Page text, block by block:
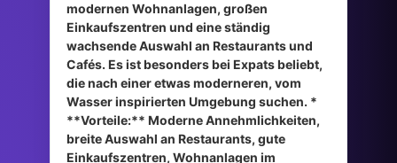
modernen Wohnanlagen, großen
Einkaufszentren und eine ständig
wachsende Auswahl an Restaurants und
Cafés. Es ist besonders bei Expats beliebt,
die nach einer etwas moderneren, vom
Wasser inspirierten Umgebung suchen. *
**Vorteile:** Moderne Annehmlichkeiten,
breite Auswahl an Restaurants, gute
Einkaufszentren, Wohnanlagen im